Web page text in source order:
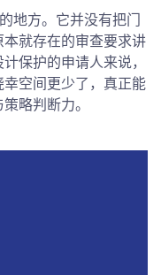
地方。它并没有把门
就存在的审查要求讲
保护的申请人来说，
空间更少了，真正能
略判断力。